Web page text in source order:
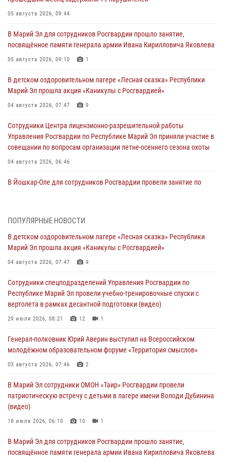
05 августа 2026, 09:44
В Марий Эл для сотрудников Росгвардии прошло занятие,
посвящённое памяти генерала армии Ивана Кирилловича Яковлева
05 августа 2026, 09:10 1
В детском оздоровительном лагере «Лесная сказка» Республики
Марий Эл прошла акция «Каникулы с Росгвардией»
04 августа 2026, 07:47 9
Сотрудники Центра лицензионно-разрешительной работы
Управления Росгвардии по Республике Марий Эл приняли участие в
совещании по вопросам организации летне-осеннего сезона охоты
04 августа 2026, 06:46
В Йошкар-Оле для сотрудников Росгвардии провели занятие по
молодёжном образовательном форуме «Территория смыслов»
03 августа 2026, 07:46
празднования Дня ВДВ и проведения матчевого турнира на Кубок
Раимкуля Малахбекова
03 августа 2026, 06:52
образования 2 августа
02 августа 2026, 11:44
мировой войне 1914-1918 годов
01 августа 2026, 11:42
ПОПУЛЯРНЫЕ НОВОСТИ
В детском оздоровительном лагере «Лесная сказка» Республики
Марий Эл прошла акция «Каникулы с Росгвардией»
04 августа 2026, 07:47 9
Сотрудники спецподразделений Управления Росгвардии по
Республике Марий Эл провели учебно-тренировочные спуски с
вертолета в рамках десантной подготовки (видео)
29 июля 2026, 08:21 12 1
Генерал-полковник Юрий Аверин выступил на Всероссийском
молодёжном образовательном форуме «Территория смыслов»
03 августа 2026, 07:46 2
В Марий Эл сотрудники ОМОН «Таир» Росгвардии провели
патриотическую встречу с детьми в лагере имени Володи Дубинина
(видео)
18 июля 2026, 06:10 10 1
В Марий Эл для сотрудников Росгвардии прошло занятие,
посвящённое памяти генерала армии Ивана Кирилловича Яковлева